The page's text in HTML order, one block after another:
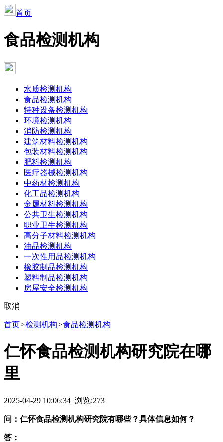
首页
食品检测机构
水质检测机构
食品检测机构
特种设备检测机构
环境检测机构
消防检测机构
建筑材料检测机构
包装材料检测机构
肥料检测机构
医疗器械检测机构
中药材检测机构
化工品检测机构
金属材料检测机构
公共卫生检测机构
职业卫生检测机构
高分子材料检测机构
油品检测机构
一次性用品检测机构
橡胶制品检测机构
塑料制品检测机构
房屋安全检测机构
取消
首页>检测机构>食品检测机构
仁怀食品检测机构研究院在哪
里
2025-04-29 10:06:34 浏览:273
问：仁怀食品检测机构研究院有哪些？具体信息如何？
答：